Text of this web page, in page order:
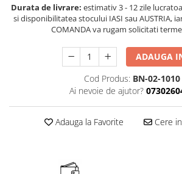
Masini de gaurit radiale
Masini de gaurit si frezat
Masini de frezat universale
Centre de prelucrare verticale CNC
Masini de frezat cu batiu
Masini de frezat multifunctionale
Masini de frezat universale SERVO
Durata de livrare: estimativ 3 - 12 zile
si disponibilitatea stocului IASI sau AUSTRIA,
COMANDA va rugam solicitati
ADAUGA
Cod Produs: BN-02-1010
Ai nevoie de ajutor?
Adauga la Favorite Cere